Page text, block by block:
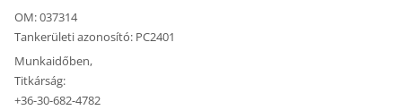
OM: 037314
Tankerületi azonosító: PC2401
Munkaidőben,
Titkárság:
+36-30-682-4782